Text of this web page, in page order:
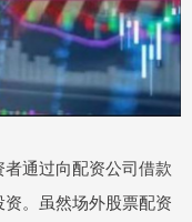
通过向配资公司借款
。虽然场外股票配资